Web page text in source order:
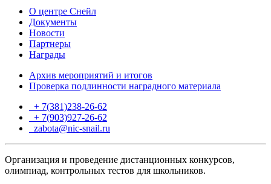
О центре Снейл
Документы
Новости
Партнеры
Награды
Архив мероприятий и итогов
Проверка подлинности наградного материала
+ 7(381)238-26-62
+ 7(903)927-26-62
zabota@nic-snail.ru
Организация и проведение дистанционных конкурсов,
олимпиад, контрольных тестов для школьников.